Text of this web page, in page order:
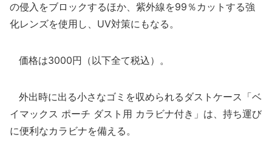
の侵入をブロックするほか、紫外線を99％カットする強
化レンズを使用し、UV対策にもなる。
価格は3000円（以下全て税込）。
外出時に出る小さなゴミを収められるダストケース「ベ
イマックス ポーチ ダスト用 カラビナ付き」は、持ち運び
に便利なカラビナを備える。